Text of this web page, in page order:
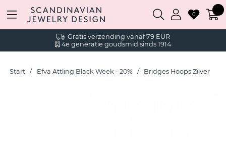
Gratis verzending vanaf 79 EUR
4e generatie goudsmid sinds 1914
0
Start Efva Attling Black Week - 20% Bridges Hoops Zilver